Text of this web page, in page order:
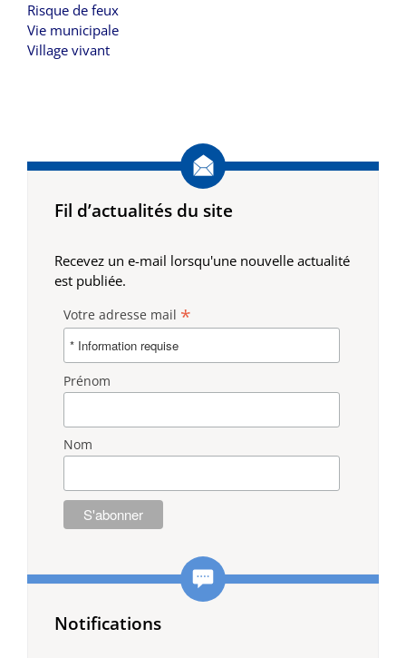
Risque de feux
Vie municipale
Village vivant
Fil d’actualités du site
Recevez un e-mail lorsqu'une nouvelle actualité
est publiée.
Votre adresse mail *
Prénom
Nom
Notifications